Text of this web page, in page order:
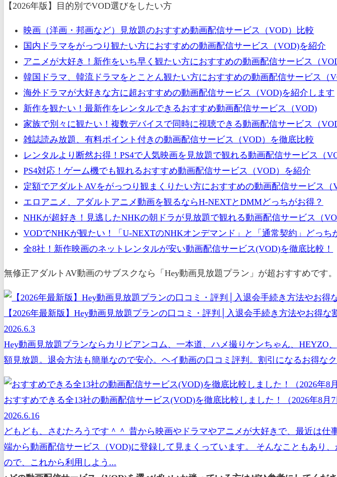
【2026年版】目的別でVOD選びをしたい方
映画（洋画・邦画など）見放題のおすすめ動画配信サービス（VOD）比較
国内ドラマをがっつり観たい方におすすめの動画配信サービス（VOD)を紹介
アニメが大好き！新作をいち早く観たい方におすすめの動画配信サービス（
韓国ドラマ、韓流ドラマをとことん観たい方におすすめの動画配信サービス（
海外ドラマが大好きな方に超おすすめの動画配信サービス（VOD)を紹介します
新作を観たい！最新作をレンタルできるおすすめ動画配信サービス（VOD)
家族で別々に観たい！複数デバイスで同時に視聴できる動画配信サービス（
雑誌読み放題、有料ポイント付きの動画配信サービス（VOD）を徹底比較
レンタルより断然お得！PS4で人気映画を見放題で観れる動画配信サービス（
PS4対応！ゲーム機でも観れるおすすめ動画配信サービス（VOD）を紹介
定額でアダルトAVをがっつり観まくりたい方におすすめの動画配信サービス（
エロアニメ、アダルトアニメ動画を観るならH-NEXTとDMMどっちがお得？
NHKが超好き！見逃したNHKの朝ドラが見放題で観れる動画配信サービス（
VODでNHKが観たい！「U-NEXTのNHKオンデマンド」と「通常契約」どっち
全8社！新作映画のネットレンタルが安い動画配信サービス(VOD)を徹底比較！
無修正アダルトAV動画のサブスクなら「Hey動画見放題プラン」が超おすすめです。
【2026年最新版】Hey動画見放題プランの口コミ・評判│入退会手続き方法やお得な
2026.6.3
Hey動画見放題プランならカリビアンコム、一本道、ハメ撮りケンちゃん、HEYZO
額見放題。退会方法も簡単なので安心。ヘイ動画の口コミ評判。割引になるお得な
おすすめできる全13社の動画配信サービス(VOD)を徹底比較しました！（2026年8月7
2026.6.16
どもども、さむたろうです＾＾ 昔から映画やドラマやアニメが大好きで、最近は
端から動画配信サービス（VOD)に登録して見まくっています。 そんなこともあり
ので、これから利用しよう...